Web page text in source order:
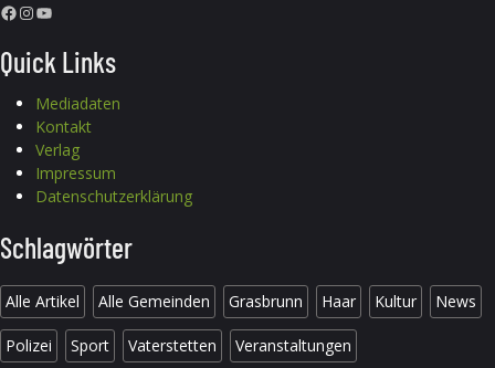
Facebook InstagramYouTube
Quick Links
Mediadaten
Kontakt
Verlag
Impressum
Datenschutzerklärung
Schlagwörter
Alle Artikel Alle Gemeinden Grasbrunn Haar Kultur News
Polizei Sport Vaterstetten Veranstaltungen